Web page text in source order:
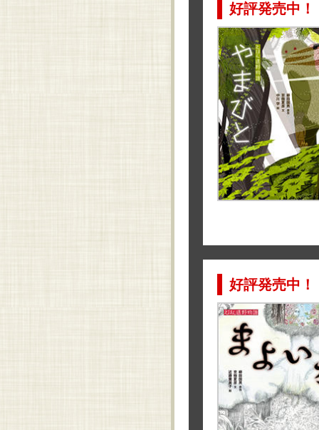
好評発売中！
好評発売中！